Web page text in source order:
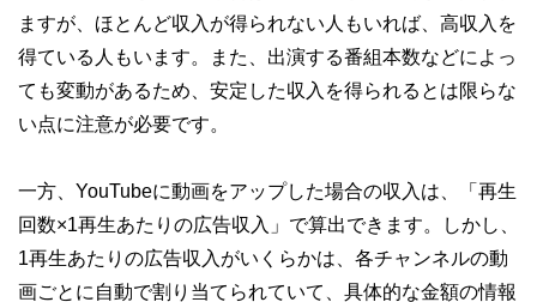
ますが、ほとんど収入が得られない人もいれば、高収入を
得ている人もいます。また、出演する番組本数などによっ
ても変動があるため、安定した収入を得られるとは限らな
い点に注意が必要です。
一方、YouTubeに動画をアップした場合の収入は、「再生
回数×1再生あたりの広告収入」で算出できます。しかし、
1再生あたりの広告収入がいくらかは、各チャンネルの動
画ごとに自動で割り当てられていて、具体的な金額の情報